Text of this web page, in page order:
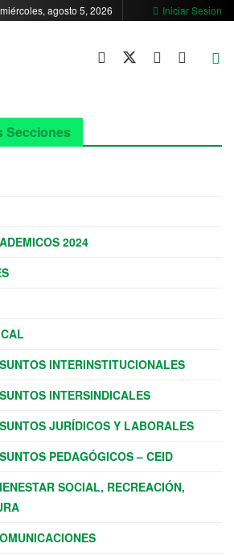
miércoles, agosto 5, 2026 Iniciar Sesion
Secciones
2024
INTERINSTITUCIONALES
INTERSINDICALES
JURÍDICOS Y LABORALES
PEDAGÓGICOS – CEID
SOCIAL, RECREACIÓN,